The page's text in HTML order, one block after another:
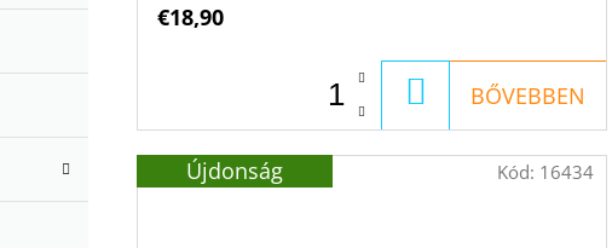
€18,90
KOSÁRBA
BŐVEBBEN
Újdonság Kód: 16434